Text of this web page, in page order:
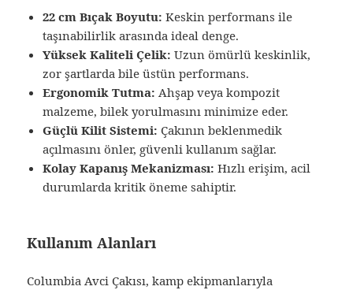
22 cm Bıçak Boyutu: Keskin performans ile
taşınabilirlik arasında ideal denge.
Yüksek Kaliteli Çelik: Uzun ömürlü keskinlik,
zor şartlarda bile üstün performans.
Ergonomik Tutma: Ahşap veya kompozit
malzeme, bilek yorulmasını minimize eder.
Güçlü Kilit Sistemi: Çakının beklenmedik
açılmasını önler, güvenli kullanım sağlar.
Kolay Kapanış Mekanizması: Hızlı erişim, acil
durumlarda kritik öneme sahiptir.
Kullanım Alanları
Columbia Avci Çakısı, kamp ekipmanlarıyla